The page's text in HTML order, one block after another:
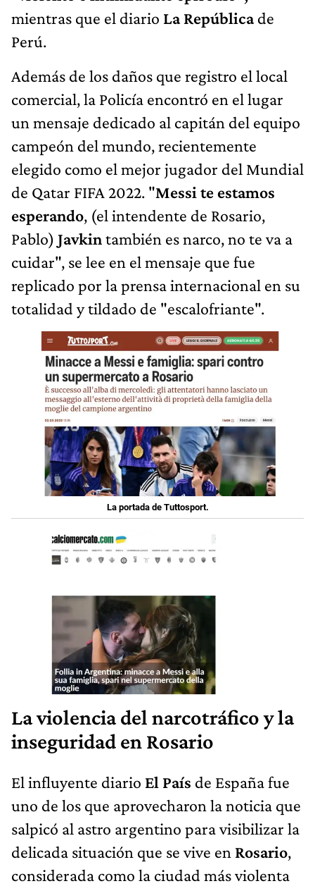
mientras que el diario La Repúblicade
Perú.
Además de los daños que registro el local
comercial, la Policía encontró en el lugar
un mensaje dedicado al capitán del equipo
campeón del mundo, recientemente
elegido como el mejor jugador del Mundial
de Qatar FIFA 2022. "Messi te estamos
esperando, (el intendente de Rosario,
Pablo) Javkintambién es narco, no te va a
cuidar", se lee en el mensaje que fue
replicado por la prensa internacional en su
totalidad y tildado de "escalofriante".
La portada de Tuttosport.
La violencia del narcotráfico y la
inseguridad en Rosario
El influyente diario El País de España fue
uno de los que aprovecharon la noticia que
salpicó al astro argentino para visibilizar la
delicada situación que se vive en Rosario,
considerada como la ciudad más violenta